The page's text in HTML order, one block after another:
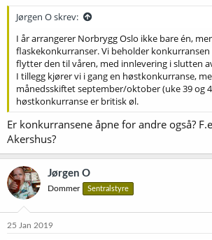
Jørgen O skrev:
I år arrangerer Norbrygg Oslo ikke bare én,
flaskekonkurranser. Vi beholder
flytter den til våren, med innlevering i slutten
I tillegg kjører vi i gang en høstkonkurranse,
månedsskiftet september/oktober (uke 39 og
høstkonkurranse er britisk øl.
Er konkurransene åpne for andre også?
Akershus?
Jørgen O
Dommer Sentralstyre
25 Jan 2019